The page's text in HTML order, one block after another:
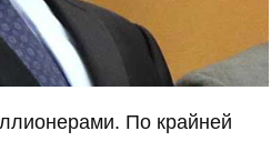
По крайней